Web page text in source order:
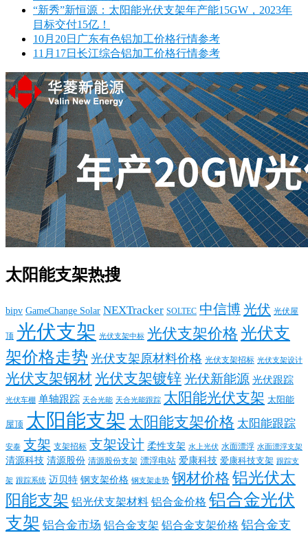
“新秀”新恒源：太阳能光伏支架年产能15GW，2023年
目标交付15亿！
10月20日广东有色铝加工价格行情参考
11月17日长江综合铝加工价格行情参考
太阳能支架热搜
bipv GameChange Solar NEXTracker SOLTEC 中信博光伏 光伏屋
顶 光伏支架 光伏支架中标 光伏支架价格 光伏支
架价格走势 光伏支架原材料价格 光伏支架招标 光伏支架设计
光伏支架钢材光伏支架镀锌光伏新能源 光伏跟踪
光伏车棚 单轴跟踪 天合光能 天合光能跟踪 太阳能光伏支架 太阳能
屋顶 太阳能支架 太阳能支架价格 太阳能跟踪
安泰 支架 支架招标 支架设计 柔性支架 水上光伏 水面漂浮 水面漂浮支架
清源科技 清源股份 清源股份支架 漂浮电站 爱康科技 爱康科技支架 跟踪支
架 跟踪系统 迈贝特 钢支架价格 钢支架走势 钢材价格 铝光伏太
阳能支架 铝光伏支架材料 铝合金价格 铝合金光伏
支架 铝合金市场 铝合金支架 铝合金支架价格 铝合金支